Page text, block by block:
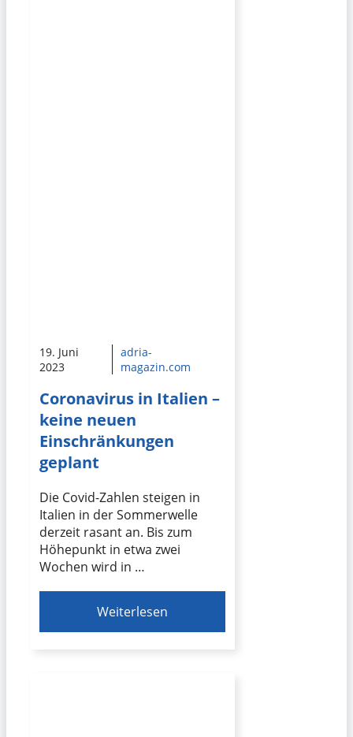
19. Juni
2023
adria-
magazin.com
Coronavirus in Italien –
keine neuen
Einschränkungen
geplant
Die Covid-Zahlen steigen in
Italien in der Sommerwelle
derzeit rasant an. Bis zum
Höhepunkt in etwa zwei
Wochen wird in …
Weiterlesen